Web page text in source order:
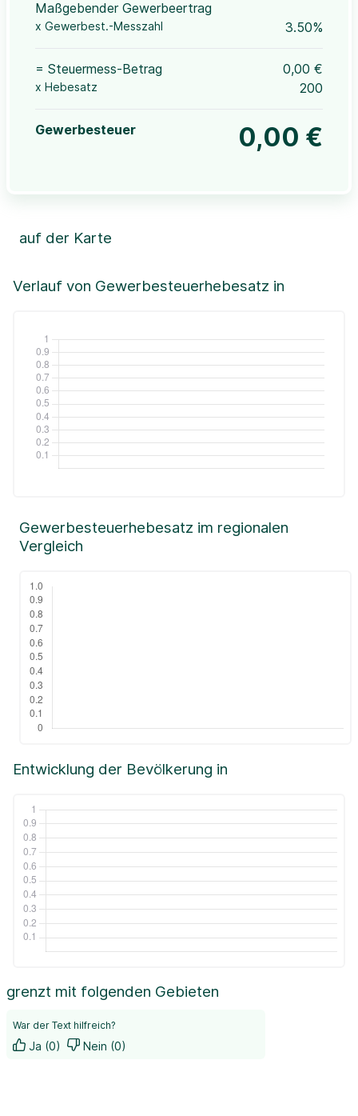
Maßgebender Gewerbeertrag
x Gewerbest.-Messzahl 3.50%
= Steuermess-Betrag 0,00 €
x Hebesatz 200
Gewerbesteuer 0,00 €
Verlauf von Gewerbesteuerhebesatz in
auf der Karte
+
Leaflet|©OpenStreetMap, ©CartoDB,
Entwicklung der Bevölkerung in
Gewerbesteuerhebesatz im regionalen
Vergleich
grenzt mit folgenden Gebieten
War der Text hilfreich?
Ja (0) Nein (0)